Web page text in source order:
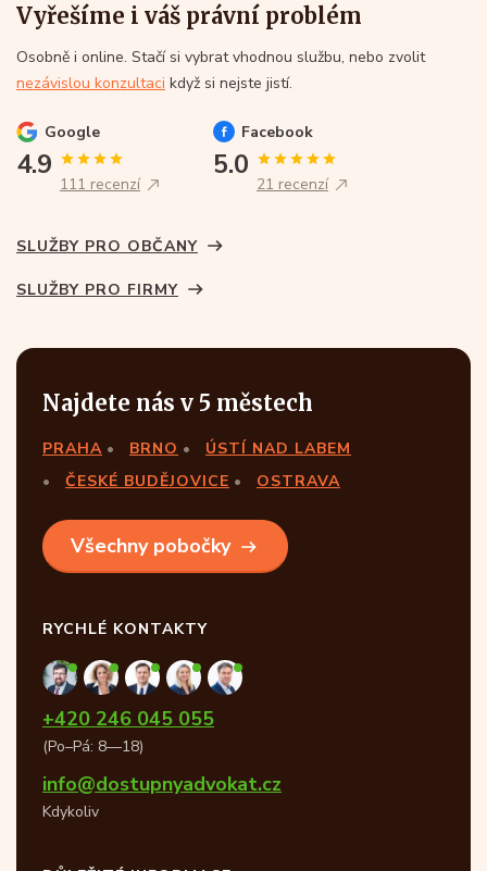
Vyřešíme i váš právní problém
Osobně i online. Stačí si vybrat vhodnou službu, nebo zvolit
nezávislou konzultaci když si nejste jistí.
Google
4.9
111 recenzí
Facebook
5.0
21 recenzí
SLUŽBY PRO OBČANY
SLUŽBY PRO FIRMY
Najdete nás v 5 městech
PRAHA BRNO
ÚSTÍ NAD LABEM
ČESKÉ BUDĚJOVICE
OSTRAVA
Všechny pobočky
RYCHLÉ KONTAKTY
+420 246 045 055
(Po–Pá: 8—18)
info@dostupnyadvokat.cz
Kdykoliv